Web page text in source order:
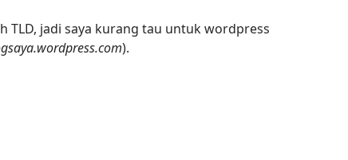
jadi saya kurang tau untuk wordpress
).